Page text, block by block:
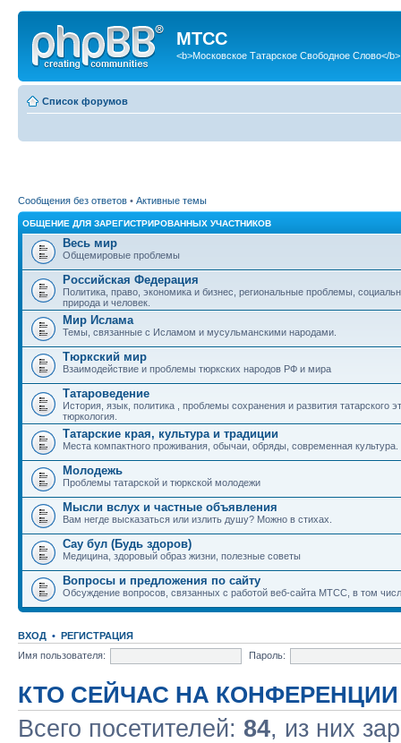
МТСС
<b>Московское Татарское Свободное Слово</b>
Список форумов
Сообщения без ответов • Активные темы
ОБЩЕНИЕ ДЛЯ ЗАРЕГИСТРИРОВАННЫХ УЧАСТНИКОВ
Весь мир
Общемировые проблемы
Российская Федерация
Политика, право, экономика и бизнес, региональные проблемы,
природа и человек.
Мир Ислама
Темы, связанные с Исламом и мусульманскими народами.
Тюркский мир
Взаимодействие и проблемы тюркских народов РФ и мира
Татароведение
История, язык, политика , проблемы сохранения и развития татарского
тюркология.
Татарские края, культура и традиции
Места компактного проживания, обычаи, обряды, современная культура.
Молодежь
Проблемы татарской и тюркской молодежи
Мысли вслух и частные объявления
Вам негде высказаться или излить душу? Можно в стихах.
Сау бул (Будь здоров)
Медицина, здоровый образ жизни, полезные советы
Вопросы и предложения по сайту
Обсуждение вопросов, связанных с работой веб-сайта МТСС, в том
ВХОД • РЕГИСТРАЦИЯ
Имя пользователя:
Пароль:
КТО СЕЙЧАС НА КОНФЕРЕНЦИИ
Всего посетителей: 84, из них